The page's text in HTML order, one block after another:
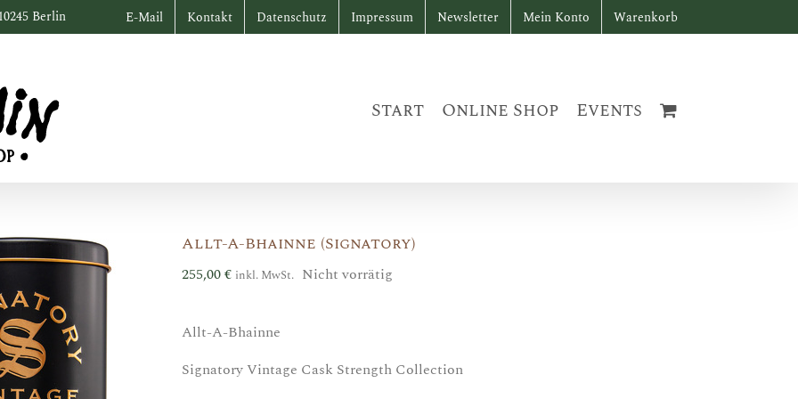
Berlin E-Mail Kontakt Datenschutz Impressum Newsletter Mein Konto Warenkorb
Start Online Shop Events
Allt-A-Bhainne (Signatory)
255,00€ inkl. MwSt. Nicht vorrätig
Allt-A-Bhainne
Signatory Vintage Cask Strength Collection